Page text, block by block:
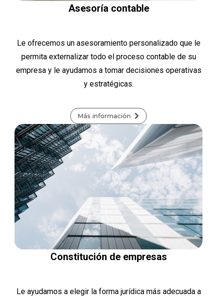
Asesoría contable
Le ofrecemos un asesoramiento personalizado que le
permita externalizar todo el proceso contable de su
empresa y le ayudamos a tomar decisiones operativas
y estratégicas.
Más información
Constitución de empresas
Le ayudamos a elegir la forma jurídica más adecuada a